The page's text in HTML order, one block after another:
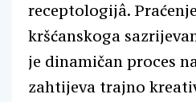
receptologijâ.
kršćanskoga
je dinamičan proces
zahtijeva trajno